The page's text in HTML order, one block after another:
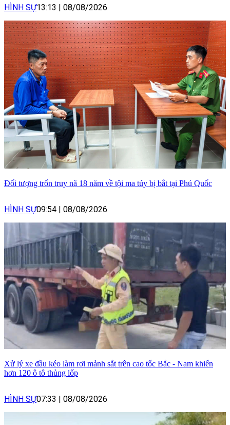
HÌNH SỰ13:13 08/08/2026
Đối tượng trốn truy nã 18 năm về tội ma túy bị bắt tại Phú Quốc
HÌNH SỰ09:54 08/08/2026
Xử lý xe đầu kéo làm rơi mảnh sắt trên cao tốc Bắc - Nam khiến
hơn 120 ô tô thủng lốp
HÌNH SỰ07:33 | 08/08/2026